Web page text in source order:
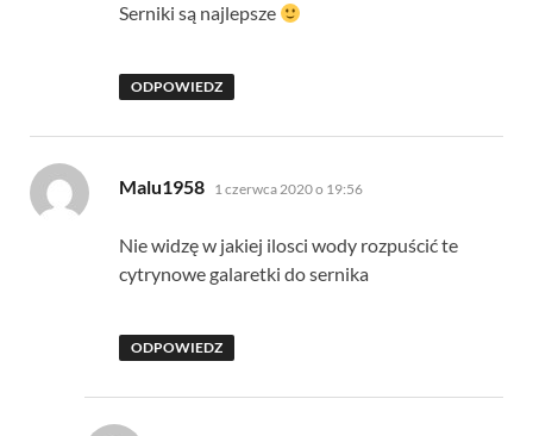
Serniki są najlepsze
ODPOWIEDZ
Malu1958 pisze:
1 czerwca 2020 o 19:56
Nie widzę w jakiej ilosci wody rozpuścić te
cytrynowe galaretki do sernika
ODPOWIEDZ